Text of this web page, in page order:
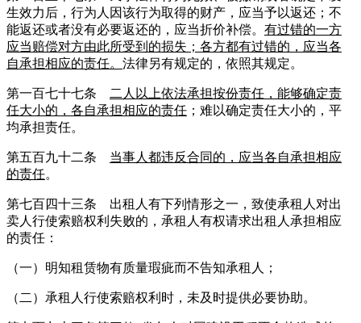
生效力后，行为人因该行为取得的财产，应当予以返还；不
能返还或者没有必要返还的，应当折价补偿。 有过错的一方
应当赔偿对方由此所受到的损失；各方都有过错的，应当各
自承担相应的责任。 法律另有规定的，依照其规定。
第一百七十七条
二人以上依法承担按份责任，能够确定责
任大小的，各自承担相应的责任 ；难以确定责任大小的，平
均承担责任。
第五百九十二条 当事人都违反合同的，应当各自承担相应
的责任。
第七百四十三条 出租人有下列情形之一，致使承租人对出
卖人行使索赔权利失败的，承租人有权请求出租人承担相应
的责任：
（一）明知租赁物有质量瑕疵而不告知承租人；
（二）承租人行使索赔权利时，未及时提供必要协助。